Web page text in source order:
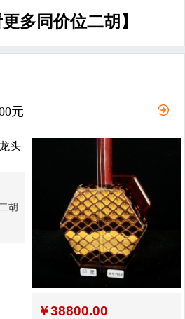
更多同价位二胡】
元
胡
￥38800.00